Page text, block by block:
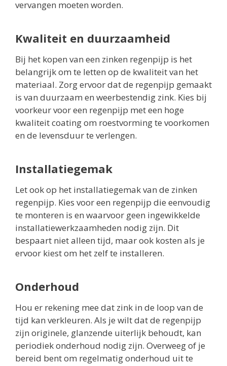
vervangen moeten worden.
Kwaliteit en duurzaamheid
Bij het kopen van een zinken regenpijp is het
belangrijk om te letten op de kwaliteit van het
materiaal. Zorg ervoor dat de regenpijp gemaakt
is van duurzaam en weerbestendig zink. Kies bij
voorkeur voor een regenpijp met een hoge
kwaliteit coating om roestvorming te voorkomen
en de levensduur te verlengen.
Installatiegemak
Let ook op het installatiegemak van de zinken
regenpijp. Kies voor een regenpijp die eenvoudig
te monteren is en waarvoor geen ingewikkelde
installatiewerkzaamheden nodig zijn. Dit
bespaart niet alleen tijd, maar ook kosten als je
ervoor kiest om het zelf te installeren.
Onderhoud
Hou er rekening mee dat zink in de loop van de
tijd kan verkleuren. Als je wilt dat de regenpijp
zijn originele, glanzende uiterlijk behoudt, kan
periodiek onderhoud nodig zijn. Overweeg of je
bereid bent om regelmatig onderhoud uit te